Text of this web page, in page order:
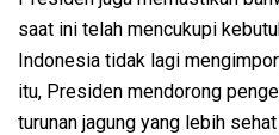
saat ini telah mencukupi
Indonesia tidak lagi
itu, Presiden mendorong
turunan jagung yang lebih